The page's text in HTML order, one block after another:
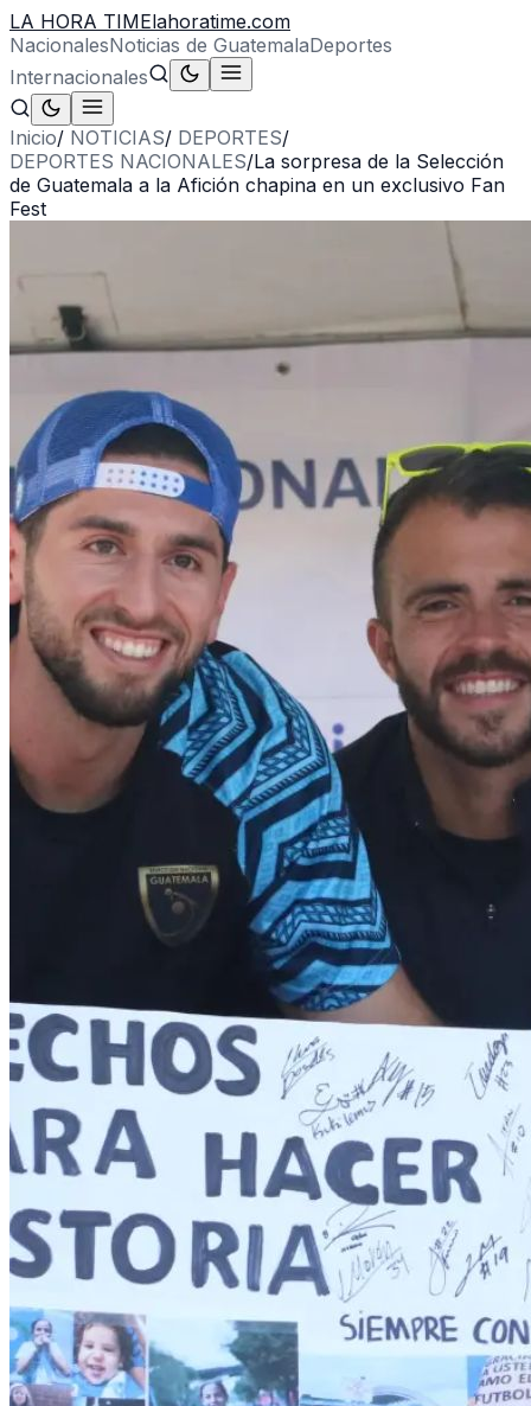
LA HORA TIMElahoratime.com
NacionalesNoticias de GuatemalaDeportes
Internacionales
Inicio/ NOTICIAS/ DEPORTES/
DEPORTES NACIONALES/La sorpresa de la Selección
de Guatemala a la Afición chapina en un exclusivo Fan
Fest